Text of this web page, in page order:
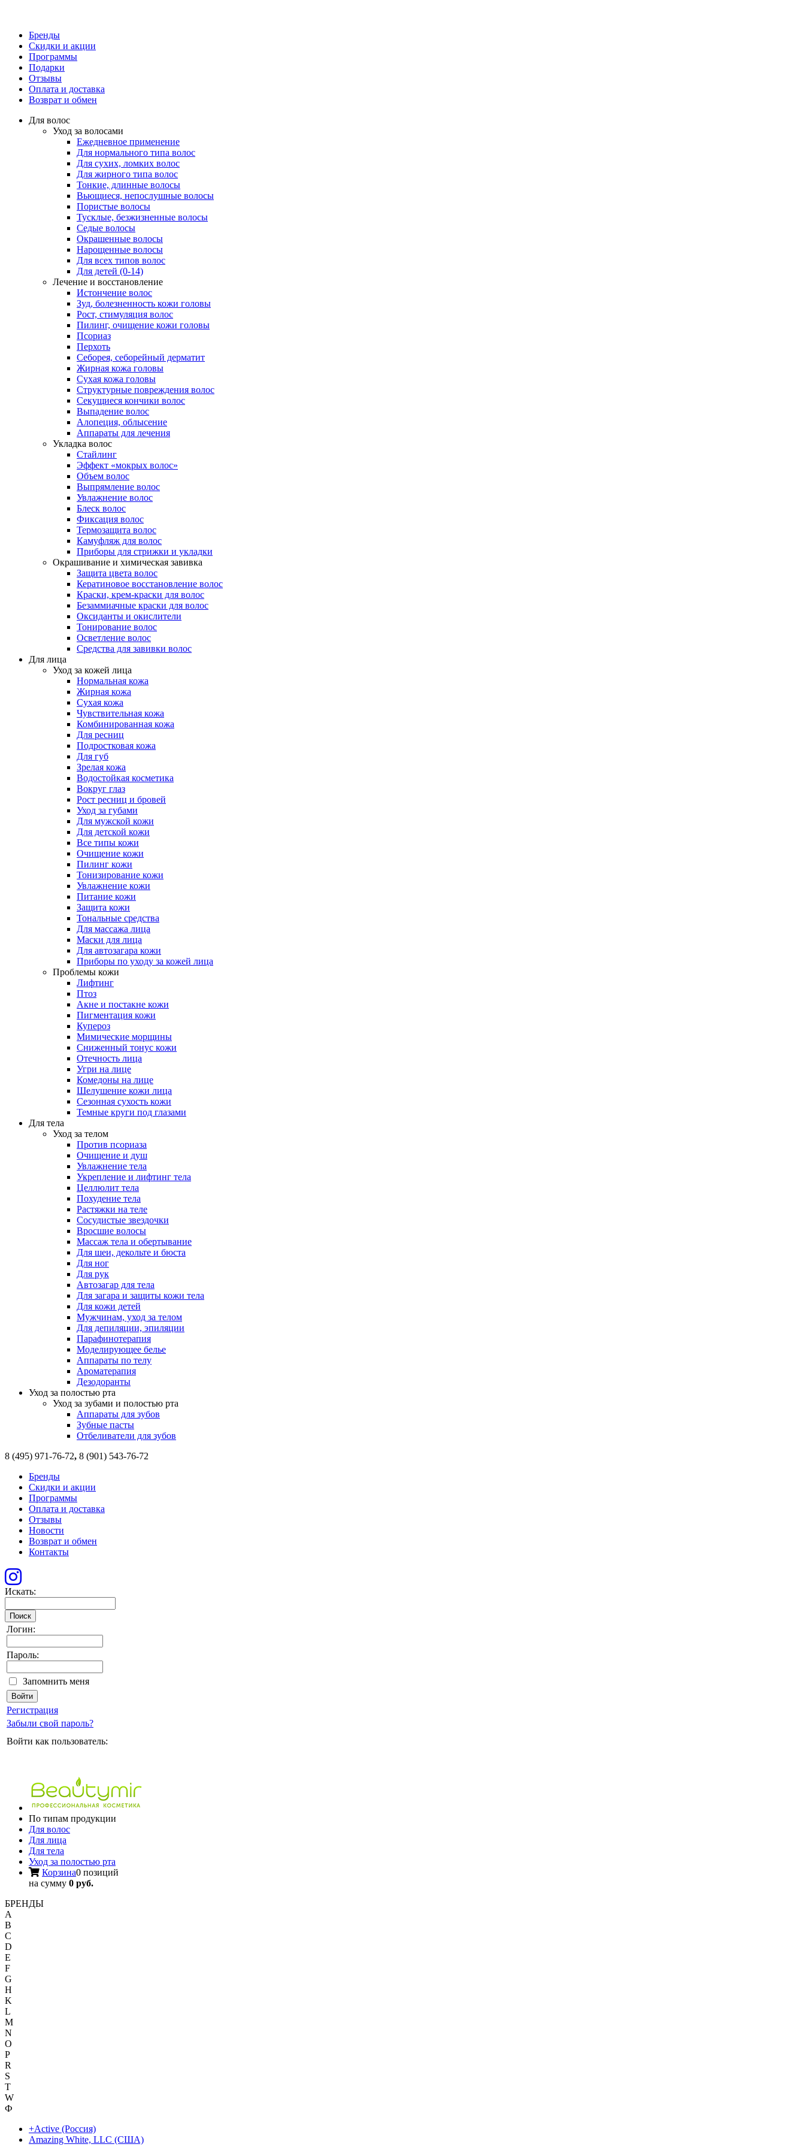
Бренды
Скидки и акции
Программы
Подарки
Отзывы
Оплата и доставка
Возврат и обмен
Для волос
Уход за волосами
Ежедневное применение
Для нормального типа волос
Для сухих, ломких волос
Для жирного типа волос
Тонкие, длинные волосы
Вьющиеся, непослушные волосы
Пористые волосы
Тусклые, безжизненные волосы
Седые волосы
Окрашенные волосы
Нарощенные волосы
Для всех типов волос
Для детей (0-14)
Лечение и восстановление
Истончение волос
Зуд, болезненность кожи головы
Рост, стимуляция волос
Пилинг, очищение кожи головы
Псориаз
Перхоть
Себорея, себорейный дерматит
Жирная кожа головы
Сухая кожа головы
Структурные повреждения волос
Секущиеся кончики волос
Выпадение волос
Алопеция, облысение
Аппараты для лечения
Укладка волос
Стайлинг
Эффект «мокрых волос»
Объем волос
Выпрямление волос
Увлажнение волос
Блеск волос
Фиксация волос
Термозащита волос
Камуфляж для волос
Приборы для стрижки и укладки
Окрашивание и химическая завивка
Защита цвета волос
Кератиновое восстановление волос
Краски, крем-краски для волос
Безаммиачные краски для волос
Оксиданты и окислители
Тонирование волос
Осветление волос
Средства для завивки волос
Для лица
Уход за кожей лица
Нормальная кожа
Жирная кожа
Сухая кожа
Чувствительная кожа
Комбинированная кожа
Для ресниц
Подростковая кожа
Для губ
Зрелая кожа
Водостойкая косметика
Вокруг глаз
Рост ресниц и бровей
Уход за губами
Для мужской кожи
Для детской кожи
Все типы кожи
Очищение кожи
Пилинг кожи
Тонизирование кожи
Увлажнение кожи
Питание кожи
Защита кожи
Тональные средства
Для массажа лица
Маски для лица
Для автозагара кожи
Приборы по уходу за кожей лица
Проблемы кожи
Лифтинг
Птоз
Акне и постакне кожи
Пигментация кожи
Купероз
Мимические морщины
Сниженный тонус кожи
Отечность лица
Угри на лице
Комедоны на лице
Шелушение кожи лица
Сезонная сухость кожи
Темные круги под глазами
Для тела
Уход за телом
Против псориаза
Очищение и душ
Увлажнение тела
Укрепление и лифтинг тела
Целлюлит тела
Похудение тела
Растяжки на теле
Сосудистые звездочки
Вросшие волосы
Массаж тела и обертывание
Для шеи, декольте и бюста
Для ног
Для рук
Автозагар для тела
Для загара и защиты кожи тела
Для кожи детей
Мужчинам, уход за телом
Для депиляции, эпиляции
Парафинотерапия
Моделирующее белье
Аппараты по телу
Ароматерапия
Дезодоранты
Уход за полостью рта
Уход за зубами и полостью рта
Аппараты для зубов
Зубные пасты
Отбеливатели для зубов
8 (495) 971-76-72, 8 (901) 543-76-72
Бренды
Скидки и акции
Программы
Оплата и доставка
Отзывы
Новости
Возврат и обмен
Контакты
Искать:
Поиск
Логин:
Пароль:
Запомнить меня
Регистрация
Забыли свой пароль?
Войти как пользователь:
По типам продукции
Для волос
Для лица
Для тела
Уход за полостью рта
Корзина0 позиций
на сумму 0 руб.
БРЕНДЫ
A
B
C
D
E
F
G
H
K
L
M
N
O
P
R
S
T
W
Ф
+Active (Россия)
Amazing White, LLC (США)